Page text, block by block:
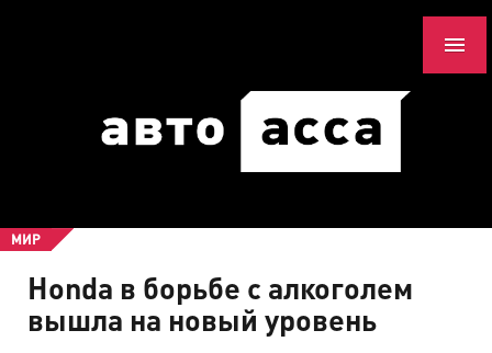
МИР
Honda в борьбе с алкоголем
вышла на новый уровень